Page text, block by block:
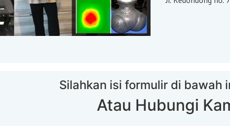
Silahkan isi formulir di bawah
Atau Hubungi